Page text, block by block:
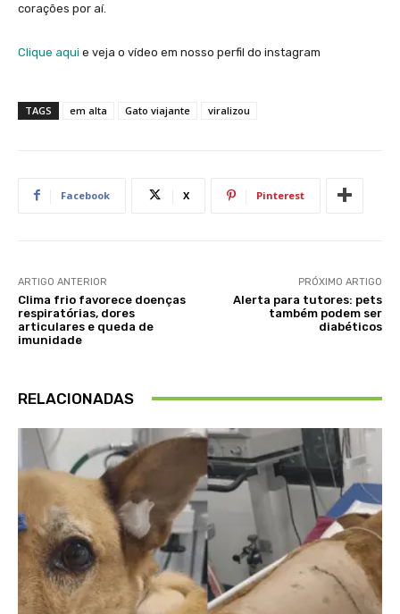
corações por aí.
Clique aqui e veja o vídeo em nosso perfil do instagram
TAGS em alta Gato viajante viralizou
Facebook X Pinterest
ARTIGO ANTERIOR
Clima frio favorece doenças
respiratórias, dores
articulares e queda de
imunidade
PRÓXIMO ARTIGO
Alerta para tutores: pets
também podem ser
diabéticos
RELACIONADAS